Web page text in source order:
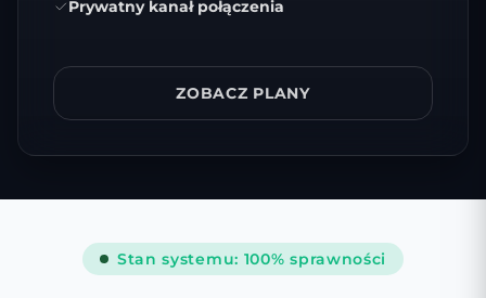
Prywatny kanał połączenia
ZOBACZ PLANY
Stan systemu: 100% sprawności